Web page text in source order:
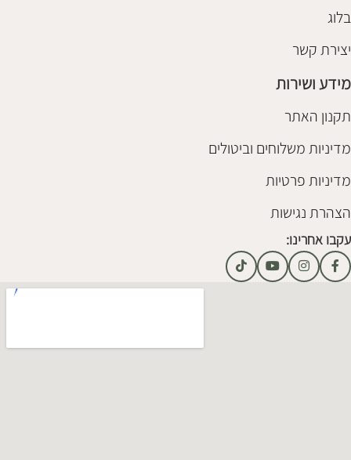
בלוג
יצירת קשר
מידע ושירות
תקנון האתר
מדיניות משלוחים וביטולים
מדיניות פרטיות
הצהרת נגישות
עקבו אחרינו: